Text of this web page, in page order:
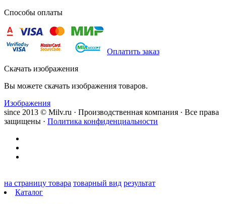
Способы оплаты
Оплатить заказ
Скачать изображения
Вы можете скачать изображения товаров.
Изображения
since 2013 © Milv.ru · Производственная компания · Все права
защищены · Политика конфиденциальности
на страницу товара товарный вид результат
Каталог